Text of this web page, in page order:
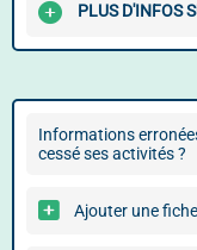
PLUS D'INFOS
Informations
cessé ses activités ?
Ajouter une